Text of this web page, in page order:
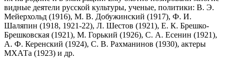
видные деятели русской культуры, ученые, политики: В. Э.
Мейерхольд (1916), М. В. Добужинский (1917), Ф. И.
Шаляпин (1918, 1921-22), Л. Шестов (1921), Е. К. Брешко-
Брешковская (1921), М. Горький (1926), С. А. Есенин (1921),
А. Ф. Керенский (1924), С. В. Рахманинов (1930), актеры
МХАТа (1923) и др.